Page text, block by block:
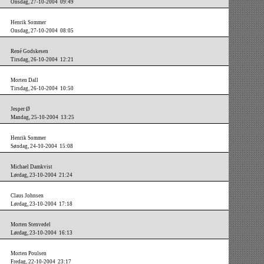
Onsdag, 27-10-2004 09:49
Henrik Sommer
Onsdag, 27-10-2004 08:05
René Godskesen
Tirsdag, 26-10-2004 12:21
Morten Dall
Tirsdag, 26-10-2004 10:50
Jesper Ø
Mandag, 25-10-2004 13:25
Henrik Sommer
Søndag, 24-10-2004 15:08
Michael Damkvist
Lørdag, 23-10-2004 21:24
Claus Johnsen
Lørdag, 23-10-2004 17:18
Morten Stenvedel
Lørdag, 23-10-2004 16:13
Morten Poulsen
Fredag, 22-10-2004 23:17